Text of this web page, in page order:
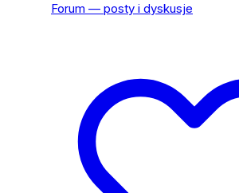
Forum — posty i dyskusje